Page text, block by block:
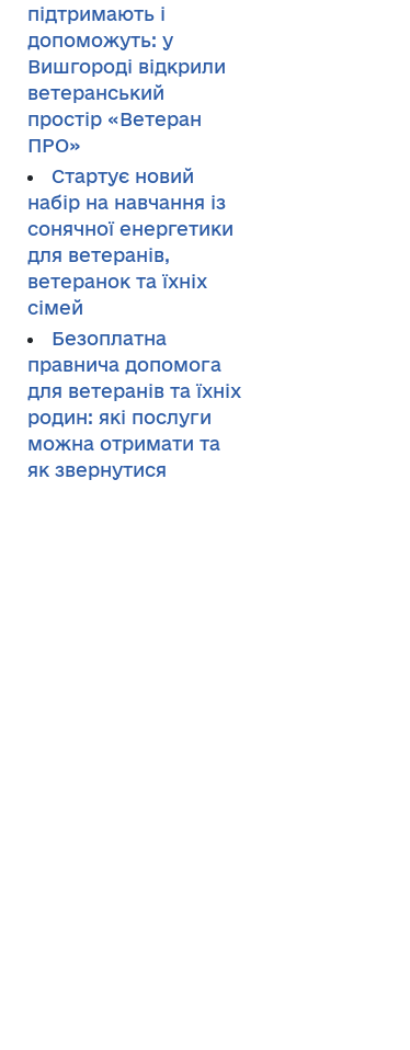
підтримають і
допоможуть: у
Вишгороді відкрили
ветеранський
простір «Ветеран
ПРО»
Стартує новий
набір на навчання із
сонячної енергетики
для ветеранів,
ветеранок та їхніх
сімей
Безоплатна
правнича допомога
для ветеранів та їхніх
родин: які послуги
можна отримати та
як звернутися